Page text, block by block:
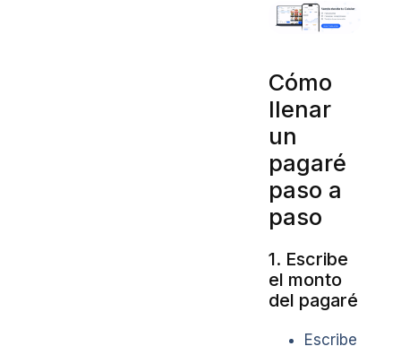
Cómo
llenar
un
pagaré
paso a
paso
1. Escribe
el monto
del pagaré
Escribe